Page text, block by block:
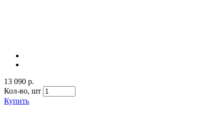
13 090 р.
Кол-во, шт
Купить